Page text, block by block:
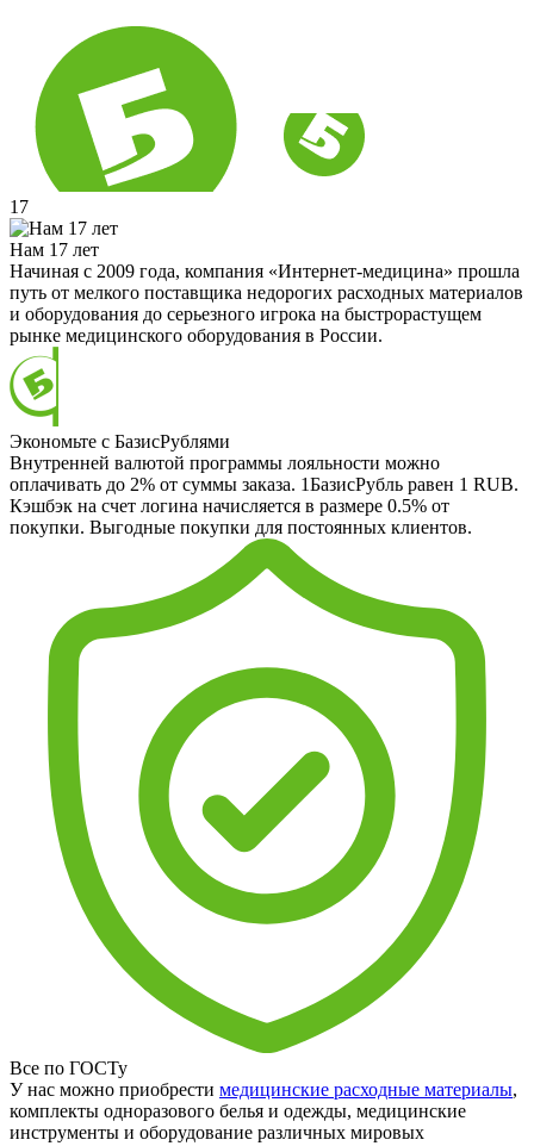
17
Нам 17 лет
Начиная с 2009 года, компания «Интернет-медицина» прошла
путь от мелкого поставщика недорогих расходных материалов
и оборудования до серьезного игрока на быстрорастущем
рынке медицинского оборудования в России.
Экономьте с БазисРублями
Внутренней валютой программы лояльности можно
оплачивать до 2% от суммы заказа. 1БазисРубль равен 1 RUB.
Кэшбэк на счет логина начисляется в размере 0.5% от
покупки. Выгодные покупки для постоянных клиентов.
Все по ГОСТу
У нас можно приобрести медицинские расходные материалы,
комплекты одноразового белья и одежды, медицинские
инструменты и оборудование различных мировых